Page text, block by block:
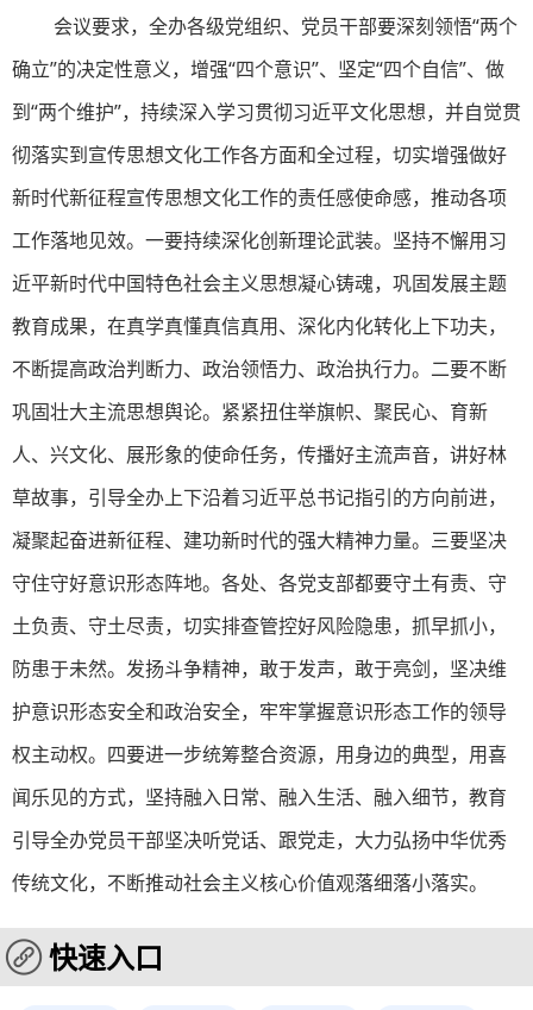
会议要求，全办各级党组织、党员干部要深刻领悟“两个
确立”的决定性意义，增强“四个意识”、坚定“四个自信”、做
到“两个维护”，持续深入学习贯彻习近平文化思想，并自觉贯
彻落实到宣传思想文化工作各方面和全过程，切实增强做好
新时代新征程宣传思想文化工作的责任感使命感，推动各项
工作落地见效。一要持续深化创新理论武装。坚持不懈用习
近平新时代中国特色社会主义思想凝心铸魂，巩固发展主题
教育成果，在真学真懂真信真用、深化内化转化上下功夫，
不断提高政治判断力、政治领悟力、政治执行力。二要不断
巩固壮大主流思想舆论。紧紧扭住举旗帜、聚民心、育新
人、兴文化、展形象的使命任务，传播好主流声音，讲好林
草故事，引导全办上下沿着习近平总书记指引的方向前进，
凝聚起奋进新征程、建功新时代的强大精神力量。三要坚决
守住守好意识形态阵地。各处、各党支部都要守土有责、守
土负责、守土尽责，切实排查管控好风险隐患，抓早抓小，
防患于未然。发扬斗争精神，敢于发声，敢于亮剑，坚决维
护意识形态安全和政治安全，牢牢掌握意识形态工作的领导
权主动权。四要进一步统筹整合资源，用身边的典型，用喜
闻乐见的方式，坚持融入日常、融入生活、融入细节，教育
引导全办党员干部坚决听党话、跟党走，大力弘扬中华优秀
传统文化，不断推动社会主义核心价值观落细落小落实。
快速入口